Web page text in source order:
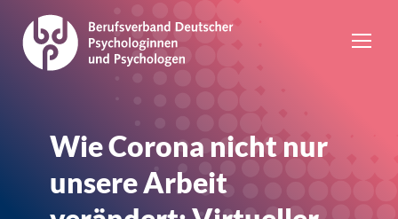
Wie Corona nicht nur
unsere Arbeit